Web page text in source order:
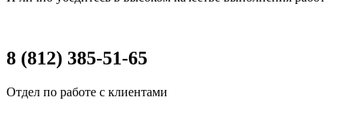
8 (812) 385-51-65
Отдел по работе с клиентами